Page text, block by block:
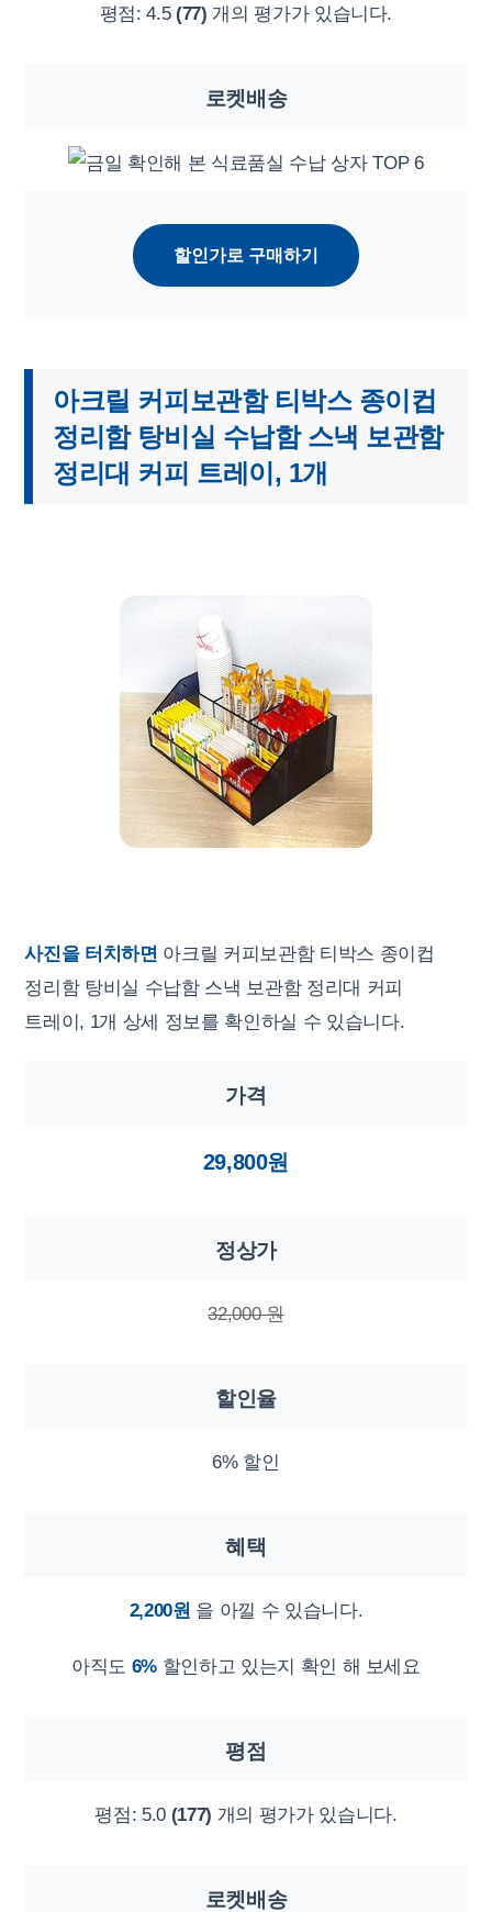
평점:4.5 (77) 개의 평가가 있습니다.
로켓배송
할인가로 구매하기
아크릴 커피보관함 티박스 종이컵
정리함 탕비실 수납함 스낵 보관함
정리대 커피 트레이, 1개
사진을 터치하면 아크릴 커피보관함 티박스 종이컵
정리함 탕비실 수납함 스낵 보관함 정리대 커피
트레이, 1개 상세 정보를 확인하실 수 있습니다.
가격
29,800원
정상가
32,000 원
할인율
6% 할인
혜택
2,200원 을 아낄 수 있습니다.
아직도 6%할인하고 있는지 확인 해 보세요
평점
평점: 5.0 (177) 개의 평가가 있습니다.
로켓배송